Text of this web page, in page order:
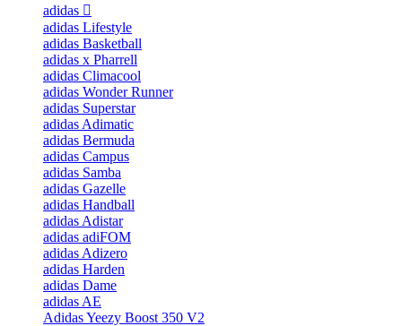
adidas
adidas Lifestyle
adidas Basketball
adidas x Pharrell
adidas Climacool
adidas Wonder Runner
adidas Superstar
adidas Adimatic
adidas Bermuda
adidas Campus
adidas Samba
adidas Gazelle
adidas Handball
adidas Adistar
adidas adiFOM
adidas Adizero
adidas Harden
adidas Dame
adidas AE
Adidas Yeezy Boost 350 V2